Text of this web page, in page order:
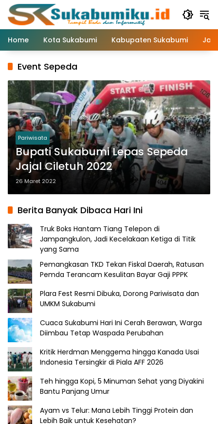
Langsung
konten
Home
Kota Sukabumi Kabupaten Sukabumi
Event Sepeda
Pariwisata
Bupati Sukabumi Lepas Sepeda
Jajal Ciletuh 2022
26 Maret 2022
Berita Banyak Dibaca Hari Ini
Truk Boks Hantam Tiang Telepon di
Jampangkulon, Jadi Kecelakaan Ketiga di Titik
yang Sama
Pemangkasan TKD Tekan Fiskal Daerah, Ratusan
Pemda Terancam Kesulitan Bayar Gaji PPPK
Plara Fest Resmi Dibuka, Dorong Pariwisata dan
UMKM Sukabumi
Cuaca Sukabumi Hari Ini Cerah Berawan, Warga
Diimbau Tetap Waspada Perubahan
Kritik Herdman Menggema hingga Kanada Usai
Indonesia Tersingkir di Piala AFF 2026
Teh hingga Kopi, 5 Minuman Sehat yang Diyakini
Bantu Panjang Umur
Ayam vs Telur: Mana Lebih Tinggi Protein dan
Lebih Baik untuk Kesehatan?